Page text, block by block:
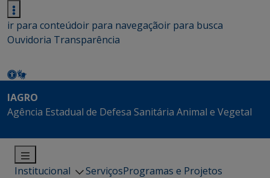
ir para conteúdoir para navegaçãoir para busca
Ouvidoria Transparência
IAGRO
Agência Estadual de Defesa Sanitária Animal e Vegetal
Institucional ServiçosProgramas e Projetos